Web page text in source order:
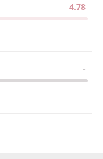
4.78
-